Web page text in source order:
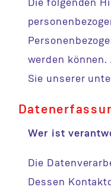
werden
Sie unserer
Wer ist
Die
Dessen